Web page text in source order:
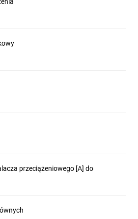
napędu silnikowego
przeciążeniowego [A] do